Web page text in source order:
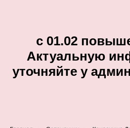
c 01.02
Актуальную
уточняйте у